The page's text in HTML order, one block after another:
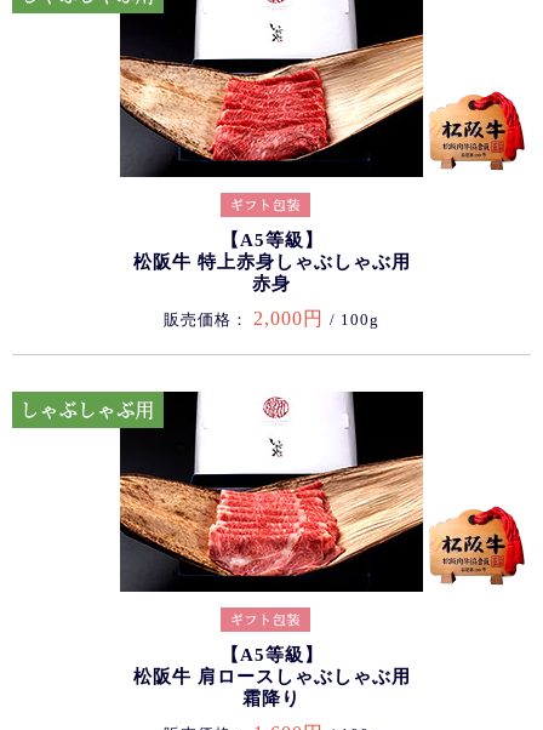
【A5等級】
松阪牛 特上赤身しゃぶしゃぶ用
赤身
販売価格： 2,000円 / 100g
【A5等級】
松阪牛 肩ロースしゃぶしゃぶ用
霜降り